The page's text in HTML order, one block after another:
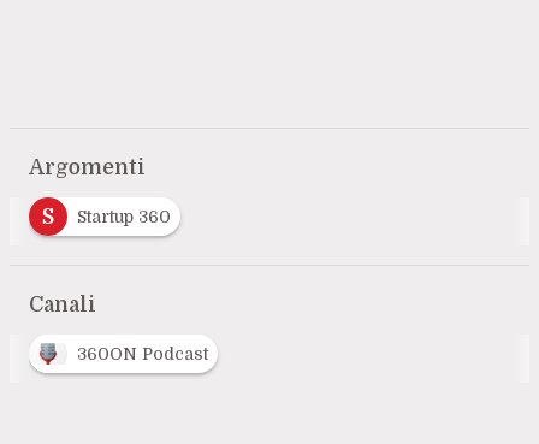
Argomenti
S Startup 360
Canali
360ON Podcast